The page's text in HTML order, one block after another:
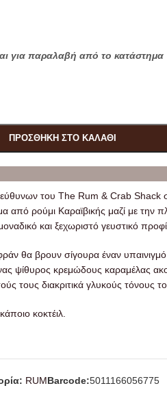
για παραλαβή από το κατάστημα
ΠΡΟΣΘΉΚΗ ΣΤΟ ΚΑΛΆΘΙ
του The Rum & Crab Shack
από ρούμι Καραϊβικής μαζί με την
και ξεχωριστό γευστικό
θα βρουν σίγουρα έναν
ψίθυρος κρεμώδους καραμέλας
τους διακριτικά γλυκούς τόνους
κοκτέιλ.
RUMBarcode:5011166056775